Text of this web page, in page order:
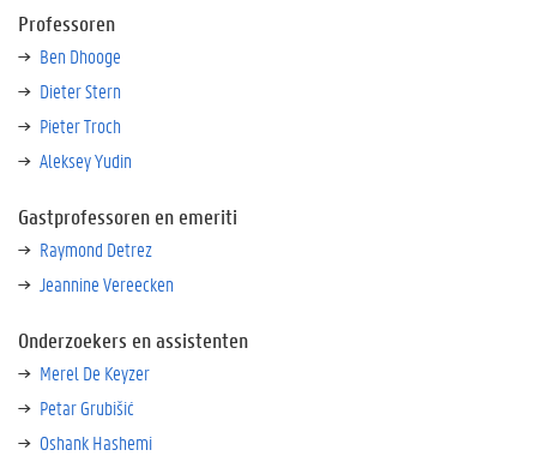
t
h
e
k
M
d
e
w
e
k
e
s
Professoren
Ben Dhooge
Dieter Stern
Pieter Troch
Aleksey Yudin
Gastprofessoren en emeriti
Raymond Detrez
Jeannine Vereecken
Onderzoekers en assistenten
Merel De Keyzer
Petar Grubišić
Oshank Hashemi